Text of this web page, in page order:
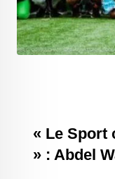
« Le Sport
» : Abdel